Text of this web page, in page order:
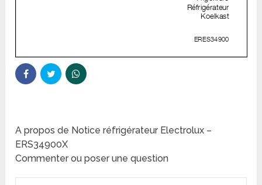
A propos de Notice réfrigérateur Electrolux –
ERS34900X
Commenter ou poser une question